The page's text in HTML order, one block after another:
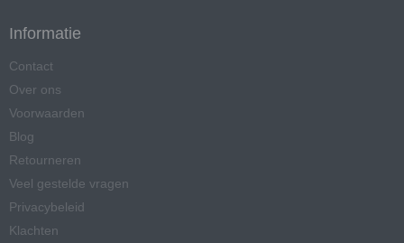
Informatie
Contact
Over ons
Voorwaarden
Blog
Retourneren
Veel gestelde vragen
Privacybeleid
Klachten